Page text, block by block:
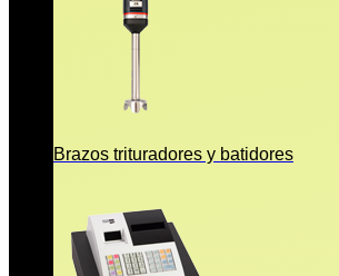
Brazos trituradores y batidores